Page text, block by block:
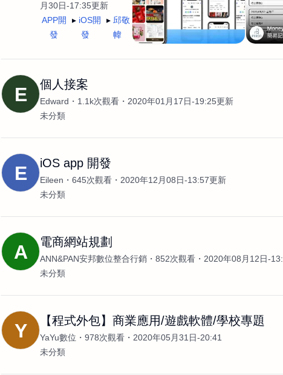
文案撰寫翻譯虛擬助手
影像設計 視覺設計 自我介紹
DM傳單海報平面設計
電商自媒體平面設計 長篇文案短 影
月30日-17:35更新
APP開
發
iOS開
發
邱敬
幃
E 個人接案
Edward 1.1k次觀看
2020年01月17日-19:25更新
未分類
E iOS app 開發
Eileen 645次觀看
2020年12月08日-13:57更新
未分類
A 電商網站規劃
ANN&PAN安邦數位整合行銷 852次觀看
2020年08月12日-
未分類
Y 【程式外包】商業應用/遊戲軟體/學校專題
YaYu數位 978次觀看
2020年05月31日-20:41
未分類